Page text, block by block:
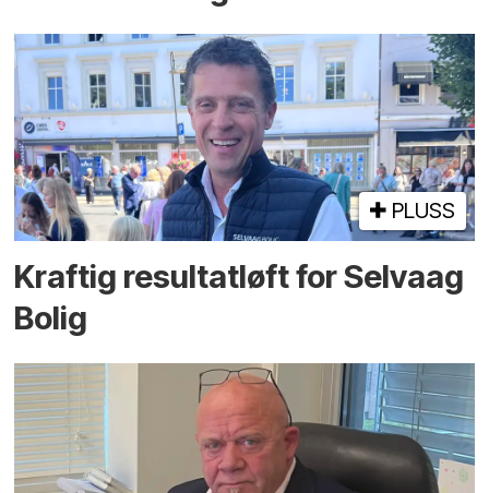
PLUSS
Kraftig resultatløft for Selvaag
Bolig